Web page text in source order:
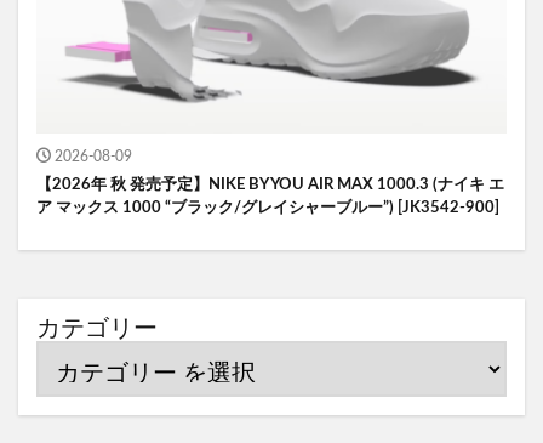
2026-08-09
【2026年 秋 発売予定】NIKE BY YOU AIR MAX 1000.3 (ナイキ エ
ア マックス 1000 “ブラック/グレイシャーブルー”) [JK3542-900]
カテゴリー